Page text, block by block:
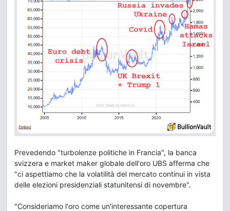
Prevedendo "turbolenze politiche in Francia", la banca
svizzera e market maker globale dell'oro UBS afferma che
"ci aspettiamo che la volatilità del mercato continui in vista
delle elezioni presidenziali statunitensi di novembre".
"Consideriamo l'oro come un'interessante copertura